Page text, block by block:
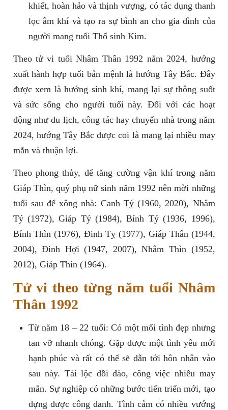
khiết, hoàn hảo và thịnh vượng, có tác dụng thanh
lọc âm khí và tạo ra sự bình an cho gia đình của
người mang tuổi Thổ sinh Kim.
Theo tử vi tuổi Nhâm Thân 1992 năm 2024, hướng
xuất hành hợp tuổi bản mệnh là hướng Tây Bắc. Đây
được xem là hướng sinh khí, mang lại sự thông suốt
và sức sống cho người tuổi này. Đối với các hoạt
động như du lịch, công tác hay chuyển nhà trong năm
2024, hướng Tây Bắc được coi là mang lại nhiều may
mắn và thuận lợi.
Theo phong thủy, để tăng cường vận khí trong năm
Giáp Thìn, quý phụ nữ sinh năm 1992 nên mời những
tuổi sau để xông nhà: Canh Tý (1960, 2020), Nhâm
Tý (1972), Giáp Tý (1984), Bính Tý (1936, 1996),
Bính Thìn (1976), Đinh Tỵ (1977), Giáp Thân (1944,
2004), Đinh Hợi (1947, 2007), Nhâm Thìn (1952,
2012), Giáp Thìn (1964).
Tử vi theo từng năm tuổi Nhâm
Thân 1992
Từ năm 18 – 22 tuổi: Có một mối tình đẹp nhưng
tan vỡ nhanh chóng. Gặp được một tình yêu mới
hạnh phúc và rất có thể sẽ dẫn tới hôn nhân vào
sau này. Tài lộc dồi dào, công việc nhiều may
mắn. Sự nghiệp có những bước tiến triển mới, tạo
dựng được công danh. Tình cảm có nhiều vướng